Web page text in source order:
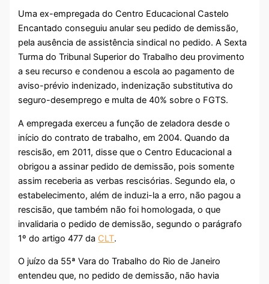
Uma ex-empregada do Centro Educacional Castelo
Encantado conseguiu anular seu pedido de demissão,
pela ausência de assistência sindical no pedido. A Sexta
Turma do Tribunal Superior do Trabalho deu provimento
a seu recurso e condenou a escola ao pagamento de
aviso-prévio indenizado, indenização substitutiva do
seguro-desemprego e multa de 40% sobre o FGTS.
A empregada exerceu a função de zeladora desde o
início do contrato de trabalho, em 2004. Quando da
rescisão, em 2011, disse que o Centro Educacional a
obrigou a assinar pedido de demissão, pois somente
assim receberia as verbas rescisórias. Segundo ela, o
estabelecimento, além de induzi-la a erro, não pagou a
rescisão, que também não foi homologada, o que
invalidaria o pedido de demissão, segundo o parágrafo
1º do artigo 477 da CLT.
O juízo da 55ª Vara do Trabalho do Rio de Janeiro
entendeu que, no pedido de demissão, não havia